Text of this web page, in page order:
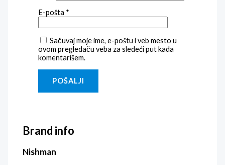
E-pošta *
Sačuvaj moje ime, e-poštu i veb mesto u
ovom pregledaču veba za sledeći put kada
komentarišem.
Brand info
Nishman